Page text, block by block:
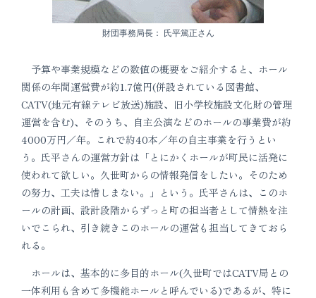
財団事務局長： 氏平篤正さん
予算や事業規模などの数値の概要をご紹介すると、ホール
関係の年間運営費が約1.7億円(併設されている図書館、
CATV(地元有線テレビ放送)施設、旧小学校施設文化財の管理
運営を含む)、そのうち、自主公演などのホールの事業費が約
4000万円／年。これで約40本／年の自主事業を行うとい
う。氏平さんの運営方針は「とにかくホールが町民に活発に
使われて欲しい。久世町からの情報発信をしたい。そのため
の努力、工夫は惜しまない。」という。氏平さんは、このホ
ールの計画、設計段階からずっと町の担当者として情熱を注
いでこられ、引き続きこのホールの運営も担当してきておら
れる。
ホールは、基本的に多目的ホール(久世町ではCATV局との
一体利用も含めて多機能ホールと呼んでいる)であるが、特に